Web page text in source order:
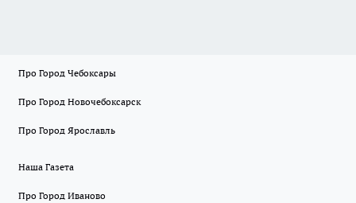
Про Город Чебоксары
Про Город Новочебоксарск
Про Город Ярославль
Наша Газета
Про Город Иваново